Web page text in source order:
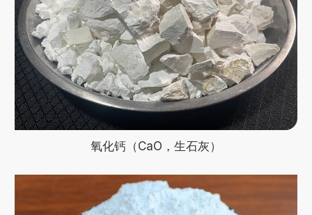
氧化钙（CaO，生石灰）